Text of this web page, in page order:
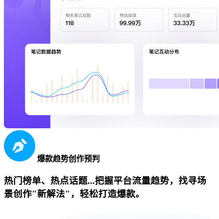
爆款趋势创作预判
热门榜单、热点话题...把握平台流量趋势，找寻场
景创作"新解法"，轻松打造爆款。